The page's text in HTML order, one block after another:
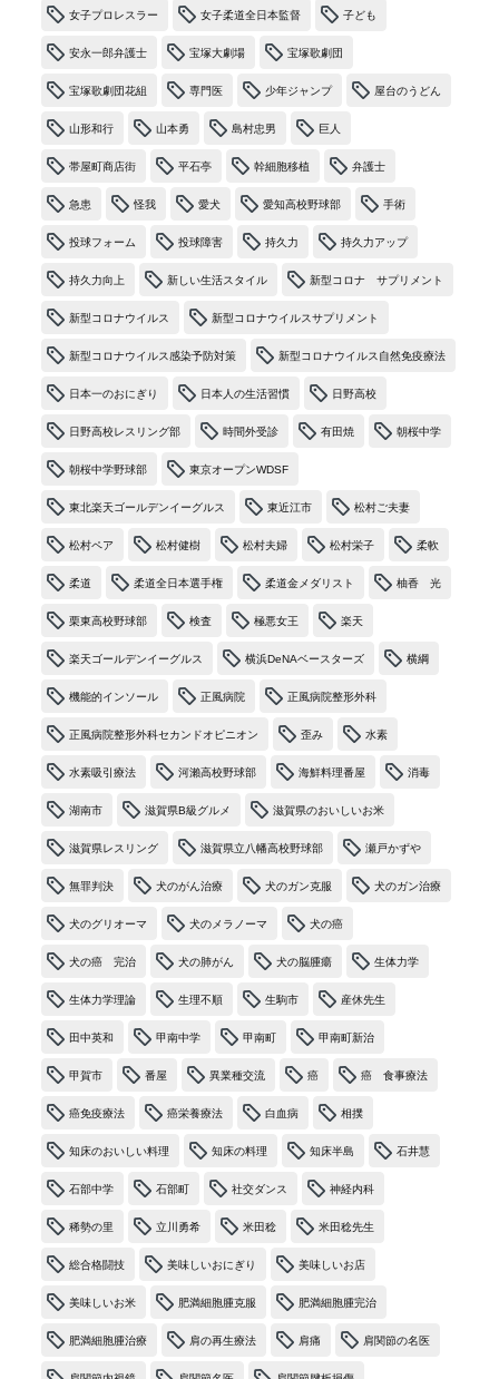
女子プロレスラー 女子柔道全日本監督 子ども
安永一郎弁護士 宝塚大劇場 宝塚歌劇団
宝塚歌劇団花組 専門医 少年ジャンプ 屋台のうどん
山形和行 山本勇 島村忠男 巨人
帯屋町商店街 平石亭 幹細胞移植 弁護士
急患 怪我 愛犬 愛知高校野球部 手術
投球フォーム 投球障害 持久力 持久力アップ
持久力向上 新しい生活スタイル 新型コロナ サプリメント
新型コロナウイルス 新型コロナウイルスサプリメント
新型コロナウイルス感染予防対策 新型コロナウイルス自然免疫療法
日本一のおにぎり 日本人の生活習慣 日野高校
日野高校レスリング部 時間外受診 有田焼 朝桜中学
朝桜中学野球部 東京オープンWDSF
東北楽天ゴールデンイーグルス 東近江市 松村ご夫妻
松村ペア 松村健樹 松村夫婦 松村栄子 柔軟
柔道 柔道全日本選手権 柔道金メダリスト 柚香 光
栗東高校野球部 検査 極悪女王 楽天
楽天ゴールデンイーグルス 横浜DeNAベースターズ 横綱
機能的インソール 正風病院 正風病院整形外科
正風病院整形外科セカンドオピニオン 歪み 水素
水素吸引療法 河瀨高校野球部 海鮮料理番屋 消毒
湖南市 滋賀県B級グルメ 滋賀県のおいしいお米
滋賀県レスリング 滋賀県立八幡高校野球部 瀬戸かずや
無罪判決 犬のがん治療 犬のガン克服 犬のガン治療
犬のグリオーマ 犬のメラノーマ 犬の癌
犬の癌 完治 犬の肺がん 犬の脳腫瘍 生体力学
生体力学理論 生理不順 生駒市 産休先生
田中英和 甲南中学 甲南町 甲南町新治
甲賀市 番屋 異業種交流 癌 癌 食事療法
癌免疫療法 癌栄養療法 白血病 相撲
知床のおいしい料理 知床の料理 知床半島 石井慧
石部中学 石部町 社交ダンス 神経内科
稀勢の里 立川勇希 米田稔 米田稔先生
総合格闘技 美味しいおにぎり 美味しいお店
美味しいお米 肥満細胞腫克服 肥満細胞腫完治
肥満細胞腫治療 肩の再生療法 肩痛 肩関節の名医